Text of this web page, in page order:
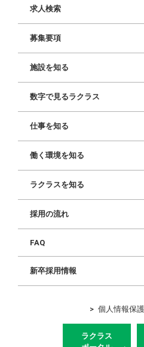
求人検索
募集要項
施設を知る
数字で見るラクラス
仕事を知る
働く環境を知る
ラクラスを知る
採用の流れ
FAQ
新卒採用情報
個人情報保
ラクラス